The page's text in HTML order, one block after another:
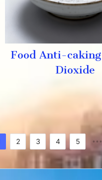
Food Anti-
Dioxide
2 3 4 5 •••